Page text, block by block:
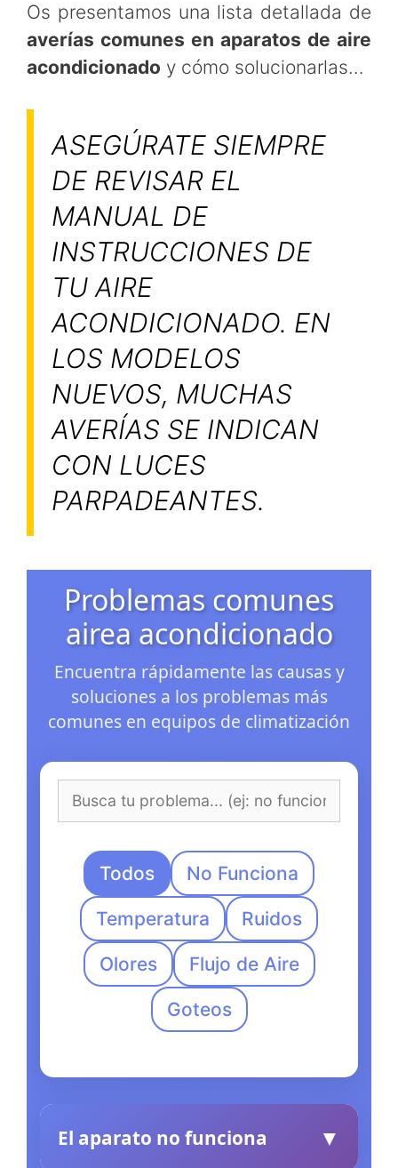
Os presentamos una lista detallada de
averías comunes en aparatos de aire
acondicionado y cómo solucionarlas…
ASEGÚRATE SIEMPRE
DE REVISAR EL
MANUAL DE
INSTRUCCIONES DE
TU AIRE
ACONDICIONADO. EN
LOS MODELOS
NUEVOS, MUCHAS
AVERÍAS SE INDICAN
CON LUCES
PARPADEANTES.
Problemas comunes
airea acondicionado
Encuentra rápidamente las causas y
soluciones a los problemas más
comunes en equipos de climatización
Todos No Funciona
Temperatura Ruidos
Olores Flujo de Aire
Goteos
El aparato no funciona ▼